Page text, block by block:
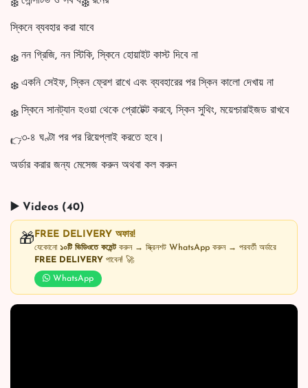
স্কিনে ব্যবহার করা যাবে
নন গ্রিজি, নন স্টিকি, স্কিনে হোয়াইট কাস্ট দিবে না
একনি সেইফ, স্কিন ফ্রেশ রাখে এবং ব্যবহারের পর স্কিন কালো দেখায় না
স্কিনে সানট্যান হওয়া থেকে প্রোটেক্ট করবে, স্কিন সুথিং, ময়েশ্চারাইজড রাখবে
৩-৪ ঘণ্টা পর পর রিয়েপ্লাই করতে হবে।
অর্ডার করার জন্য মেসেজ করুন অথবা কল করুন
▶️ Videos (40)
🎁 FREE DELIVERY অফার!
যেকোনো ১০টি ভিডিওতে কমেন্টকরুন → স্ক্রিনশট WhatsApp করুন → পরবর্তী অর্ডারে
FREE DELIVERY পাবেন! 🚀
WhatsApp